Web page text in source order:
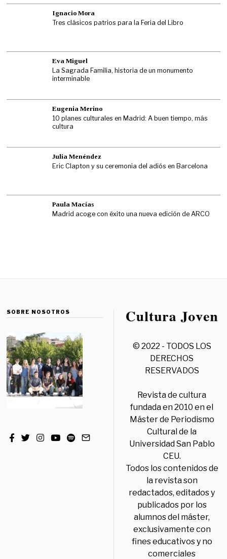
Ignacio Mora
Tres clásicos patrios para la Feria del Libro
Eva Miguel
La Sagrada Familia, historia de un monumento
interminable
Eugenia Merino
10 planes culturales en Madrid: A buen tiempo, más
cultura
Julia Menéndez
Eric Clapton y su ceremonia del adiós en Barcelona
Paula Macías
Madrid acoge con éxito una nueva edición de ARCO
SOBRE NOSOTROS
© 2022 - TODOS LOS
DERECHOS
RESERVADOS
Revista de cultura
fundada en 2010 en el
Máster de Periodismo
Cultural de la
Universidad San Pablo
CEU.
Todos los contenidos de
la revista son
redactados, editados y
publicados por los
alumnos del máster,
exclusivamente con
fines educativos y no
comerciales